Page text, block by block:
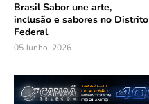
Brasil Sabor une arte,
inclusão e sabores no Distrito
Federal
05 Junho, 2026